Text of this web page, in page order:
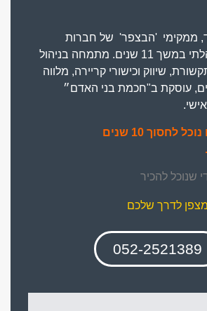
ממקימי 'הבצפר' של חברות
הפרסום, אותו ניהלתי במשך 11 שנים. מתמחה בניהול
שיווק וכישורי קריירה, מלווה
עוסקת ב"חכמת בני האדם״
לחסוך
10 שנים
שנוכל להכיר
לדרך שלכם
052-2521389